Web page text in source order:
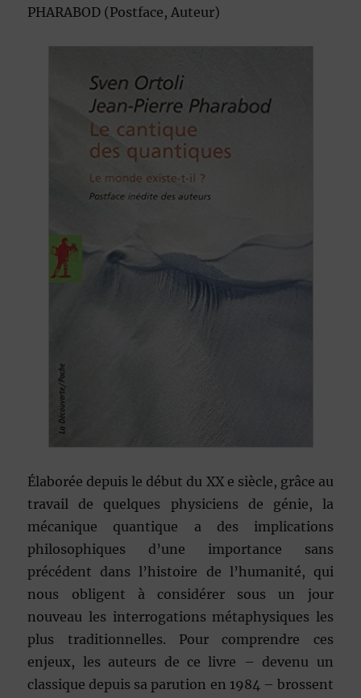
PHARABOD (Postface, Auteur)
Élaborée depuis le début du XX e siècle, grâce au
travail de quelques physiciens de génie, la
mécanique quantique a des implications
philosophiques d’une importance sans
précédent dans l’histoire de l’humanité, qui
nous obligent à considérer sous un jour
nouveau les interrogations métaphysiques les
plus traditionnelles. Pour comprendre ces
enjeux, les auteurs de ce livre – devenu un
classique depuis sa parution en 1984 – brossent